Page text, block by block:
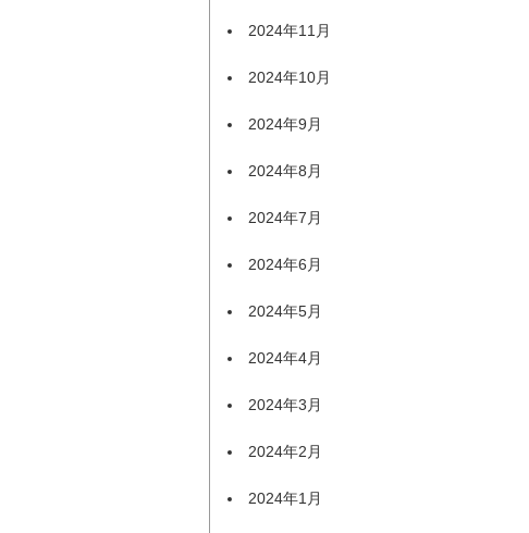
2024年11月
2024年10月
2024年9月
2024年8月
2024年7月
2024年6月
2024年5月
2024年4月
2024年3月
2024年2月
2024年1月